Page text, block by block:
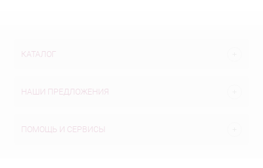
КАТАЛОГ
НАШИ ПРЕДЛОЖЕНИЯ
ПОМОЩЬ И СЕРВИСЫ